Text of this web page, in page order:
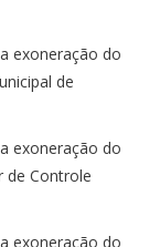
exoneração do
de
exoneração do
de Controle
exoneração do